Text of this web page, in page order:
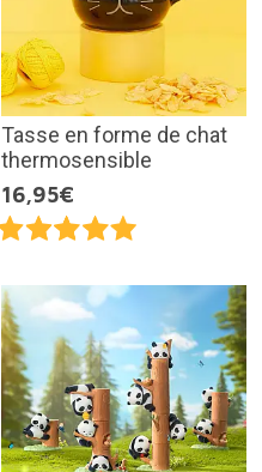
Tasse en forme de chat
thermosensible
16,95€